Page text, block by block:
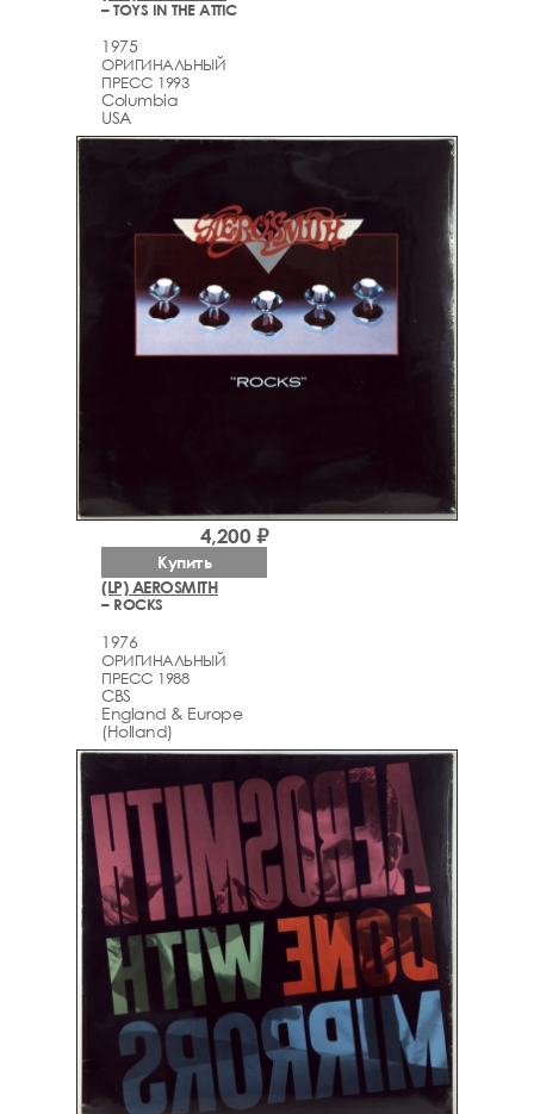
– TOYS IN THE ATTIC
1975
ОРИГИНАЛЬНЫЙ
ПРЕСС 1993
Columbia
USA
(LP) AEROSMITH
– ROCKS
1976
ОРИГИНАЛЬНЫЙ
ПРЕСС 1988
CBS
England & Europe
(Holland)
4,200 ₽
Купить